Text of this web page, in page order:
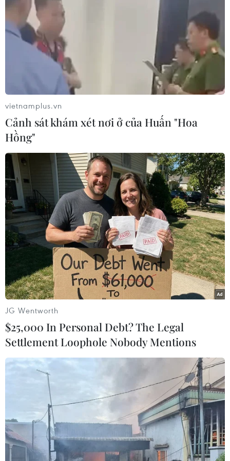
TIN LIÊN QUAN
Ký kết quy chế phối hợp triển khai đường
vành đai 3 TP.HCM
02/07/2022 11:11
Giữa năm 2023 khởi công dự án, thời gian thực hiện thi
công dự án 36 tháng; trong đó, dự án đặt mục tiêu
thông xe toàn tuyến, hoàn thành cơ bản phần cao tốc
vào tháng 10/2025.
vietnamplus.vn
Cảnh sát khám xét nơi ở của Huấn "Hoa
Hồng"
JG Wentworth
$25,000 In Personal Debt? The Legal
Settlement Loophole Nobody Mentions